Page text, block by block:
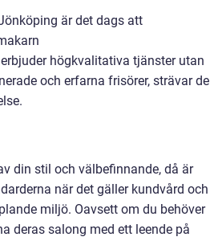
är det dags att
högkvalitativa tjänster utan
och erfarna frisörer, strävar de
din stil och välbefinnande, då är
när det gäller kundvård och
miljö. Oavsett om du behöver
deras salong med ett leende på